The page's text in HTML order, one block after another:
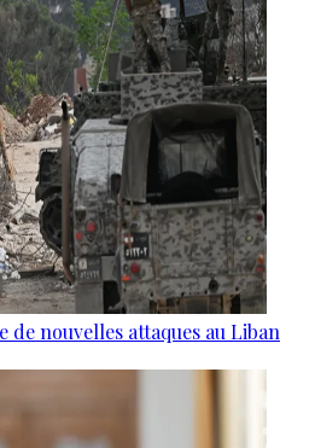
de nouvelles attaques au Liban